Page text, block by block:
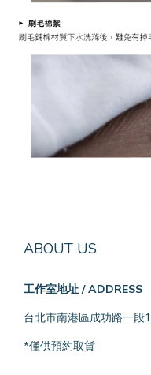
ABOUT US
工作室地址 / ADDRESS
台北市南港區成功路一段
*僅供預約取貨